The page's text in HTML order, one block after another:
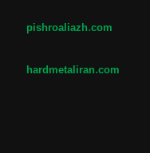
pishroaliazh.com
hardmetaliran.com